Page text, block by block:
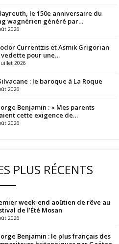
le 150e anniversaire du
wagnérien généré par…
2026
Currentzis et Asmik Grigorian
vedette pour une…
2026
: le baroque à La Roque
2026
Benjamin : « Mes parents
cette exigence de…
2026
PLUS RÉCENTS
week-end aoûtien de rêve au
de l’Été Mosan
2026
Benjamin : le plus français des